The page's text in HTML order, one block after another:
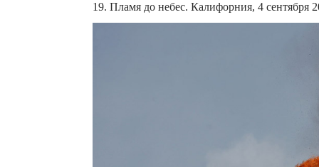
19. Пламя до небес. Калифорния, 4 сентября